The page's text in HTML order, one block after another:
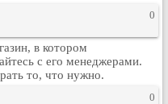
0
в котором
с его менеджерами.
то, что нужно.
0